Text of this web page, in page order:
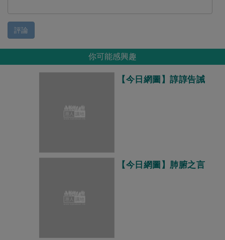
評論
你可能感興趣
【今日網圖】諄諄告誡
【今日網圖】肺腑之言